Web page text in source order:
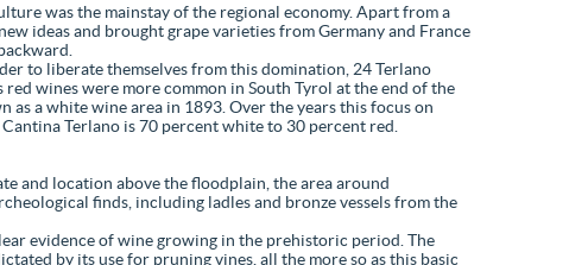
was the mainstay of the regional economy. Apart from a
ideas and brought grape varieties from Germany and France
to liberate themselves from this domination, 24 Terlano
wines were more common in South Tyrol at the end of the
a white wine area in 1893. Over the years this focus on
Terlano is 70 percent white to 30 percent red.
and location above the floodplain, the area around
finds, including ladles and bronze vessels from the
evidence of wine growing in the prehistoric period. The
by its use for pruning vines, all the more so as this basic